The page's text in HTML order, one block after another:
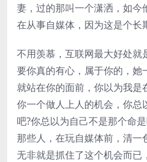
妻，过的那叫一个潇洒，如今
在从事自媒体，因为这是个长
不用羡慕，互联网最大好处就
要你真的有心，属于你的，她
就站在你的面前，你以为我是
你一个做人上人的机会，你总
吧?你总以为自己不是那个命
那些人，在玩自媒体前，清一
无非就是抓住了这个机会而已